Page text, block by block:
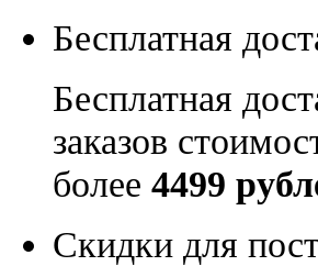
Бесплатная
Бесплатная
заказов
более 4499
Скидки для